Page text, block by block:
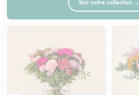
Voir notre collection →